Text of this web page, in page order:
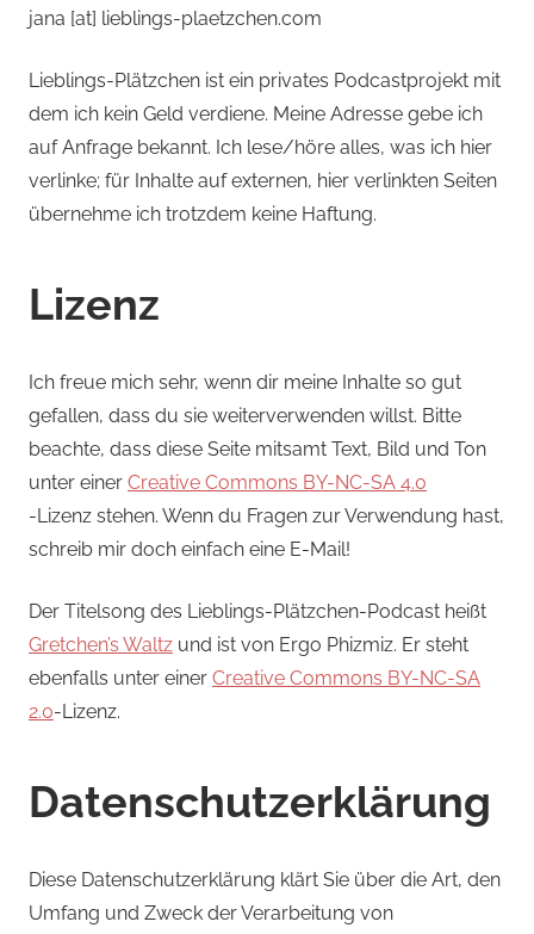
jana [at] lieblings-plaetzchen.com
Lieblings-Plätzchen ist ein privates Podcastprojekt mit
dem ich kein Geld verdiene. Meine Adresse gebe ich
auf Anfrage bekannt. Ich lese/höre alles, was ich hier
verlinke; für Inhalte auf externen, hier verlinkten Seiten
übernehme ich trotzdem keine Haftung.
Lizenz
Ich freue mich sehr, wenn dir meine Inhalte so gut
gefallen, dass du sie weiterverwenden willst. Bitte
beachte, dass diese Seite mitsamt Text, Bild und Ton
unter einer Creative Commons BY-NC-SA 4.0
-Lizenz stehen. Wenn du Fragen zur Verwendung hast,
schreib mir doch einfach eine E-Mail!
Der Titelsong des Lieblings-Plätzchen-Podcast heißt
Gretchen’s Waltz und ist von Ergo Phizmiz. Er steht
ebenfalls unter einer Creative Commons BY-NC-SA
2.0-Lizenz.
Datenschutzerklärung
Diese Datenschutzerklärung klärt Sie über die Art, den
Umfang und Zweck der Verarbeitung von